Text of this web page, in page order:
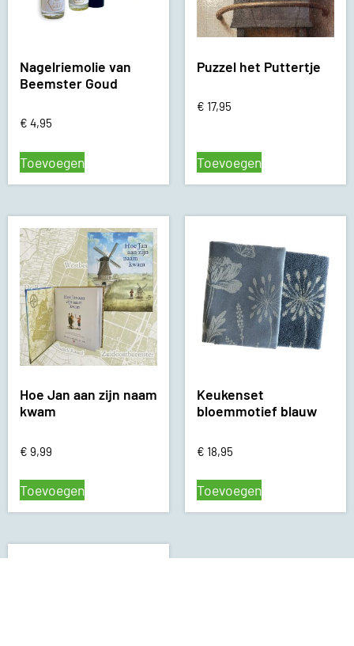
Nagelriemolie van
Beemster Goud
€ 4,95
Toevoegen
Puzzel het Puttertje
€ 17,95
Toevoegen
Hoe Jan aan zijn naam
kwam
€ 9,99
Toevoegen
Keukenset
bloemmotief blauw
€ 18,95
Toevoegen